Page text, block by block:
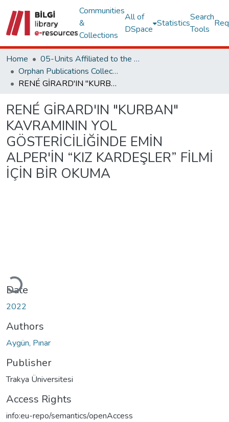
Communities
&
Collections
All of
DSpace
Statistics
Search
Tools
Home
05-Units Affiliated to the Rectorate
Orphan Publications Collections
RENÉ GİRARD'IN "KURBAN" KAVRAMININ YOL GÖSTERİCİLİĞİNDE EMİN ALPER'İN “KIZ KARDEŞLER” FİLMİ İÇİN BİR OKUMA
RENÉ GİRARD'IN "KURBAN"
KAVRAMININ YOL
GÖSTERİCİLİĞİNDE EMİN
ALPER'İN “KIZ KARDEŞLER” FİLMİ
İÇİN BİR OKUMA
Loading...
Date
2022
Authors
Aygün, Pınar
Publisher
Trakya Üniversitesi
Access Rights
info:eu-repo/semantics/openAccess